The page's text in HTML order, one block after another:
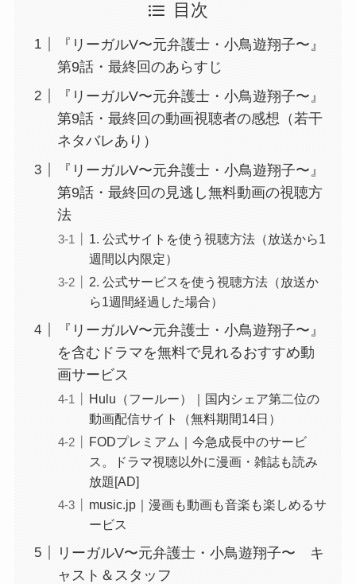
目次
『リーガルV〜元弁護士・小鳥遊翔子〜』
第9話・最終回のあらすじ
『リーガルV〜元弁護士・小鳥遊翔子〜』
第9話・最終回の動画視聴者の感想（若干
ネタバレあり）
『リーガルV〜元弁護士・小鳥遊翔子〜』
第9話・最終回の見逃し無料動画の視聴方
法
1. 公式サイトを使う視聴方法（放送から1
週間以内限定）
2. 公式サービスを使う視聴方法（放送か
ら1週間経過した場合）
『リーガルV〜元弁護士・小鳥遊翔子〜』
を含むドラマを無料で見れるおすすめ動
画サービス
Hulu（フールー）｜国内シェア第二位の
動画配信サイト（無料期間14日）
FODプレミアム｜今急成長中のサービ
ス。ドラマ視聴以外に漫画・雑誌も読み
放題[AD]
music.jp｜漫画も動画も音楽も楽しめるサ
ービス
リーガルV〜元弁護士・小鳥遊翔子〜 キ
ャスト＆スタッフ